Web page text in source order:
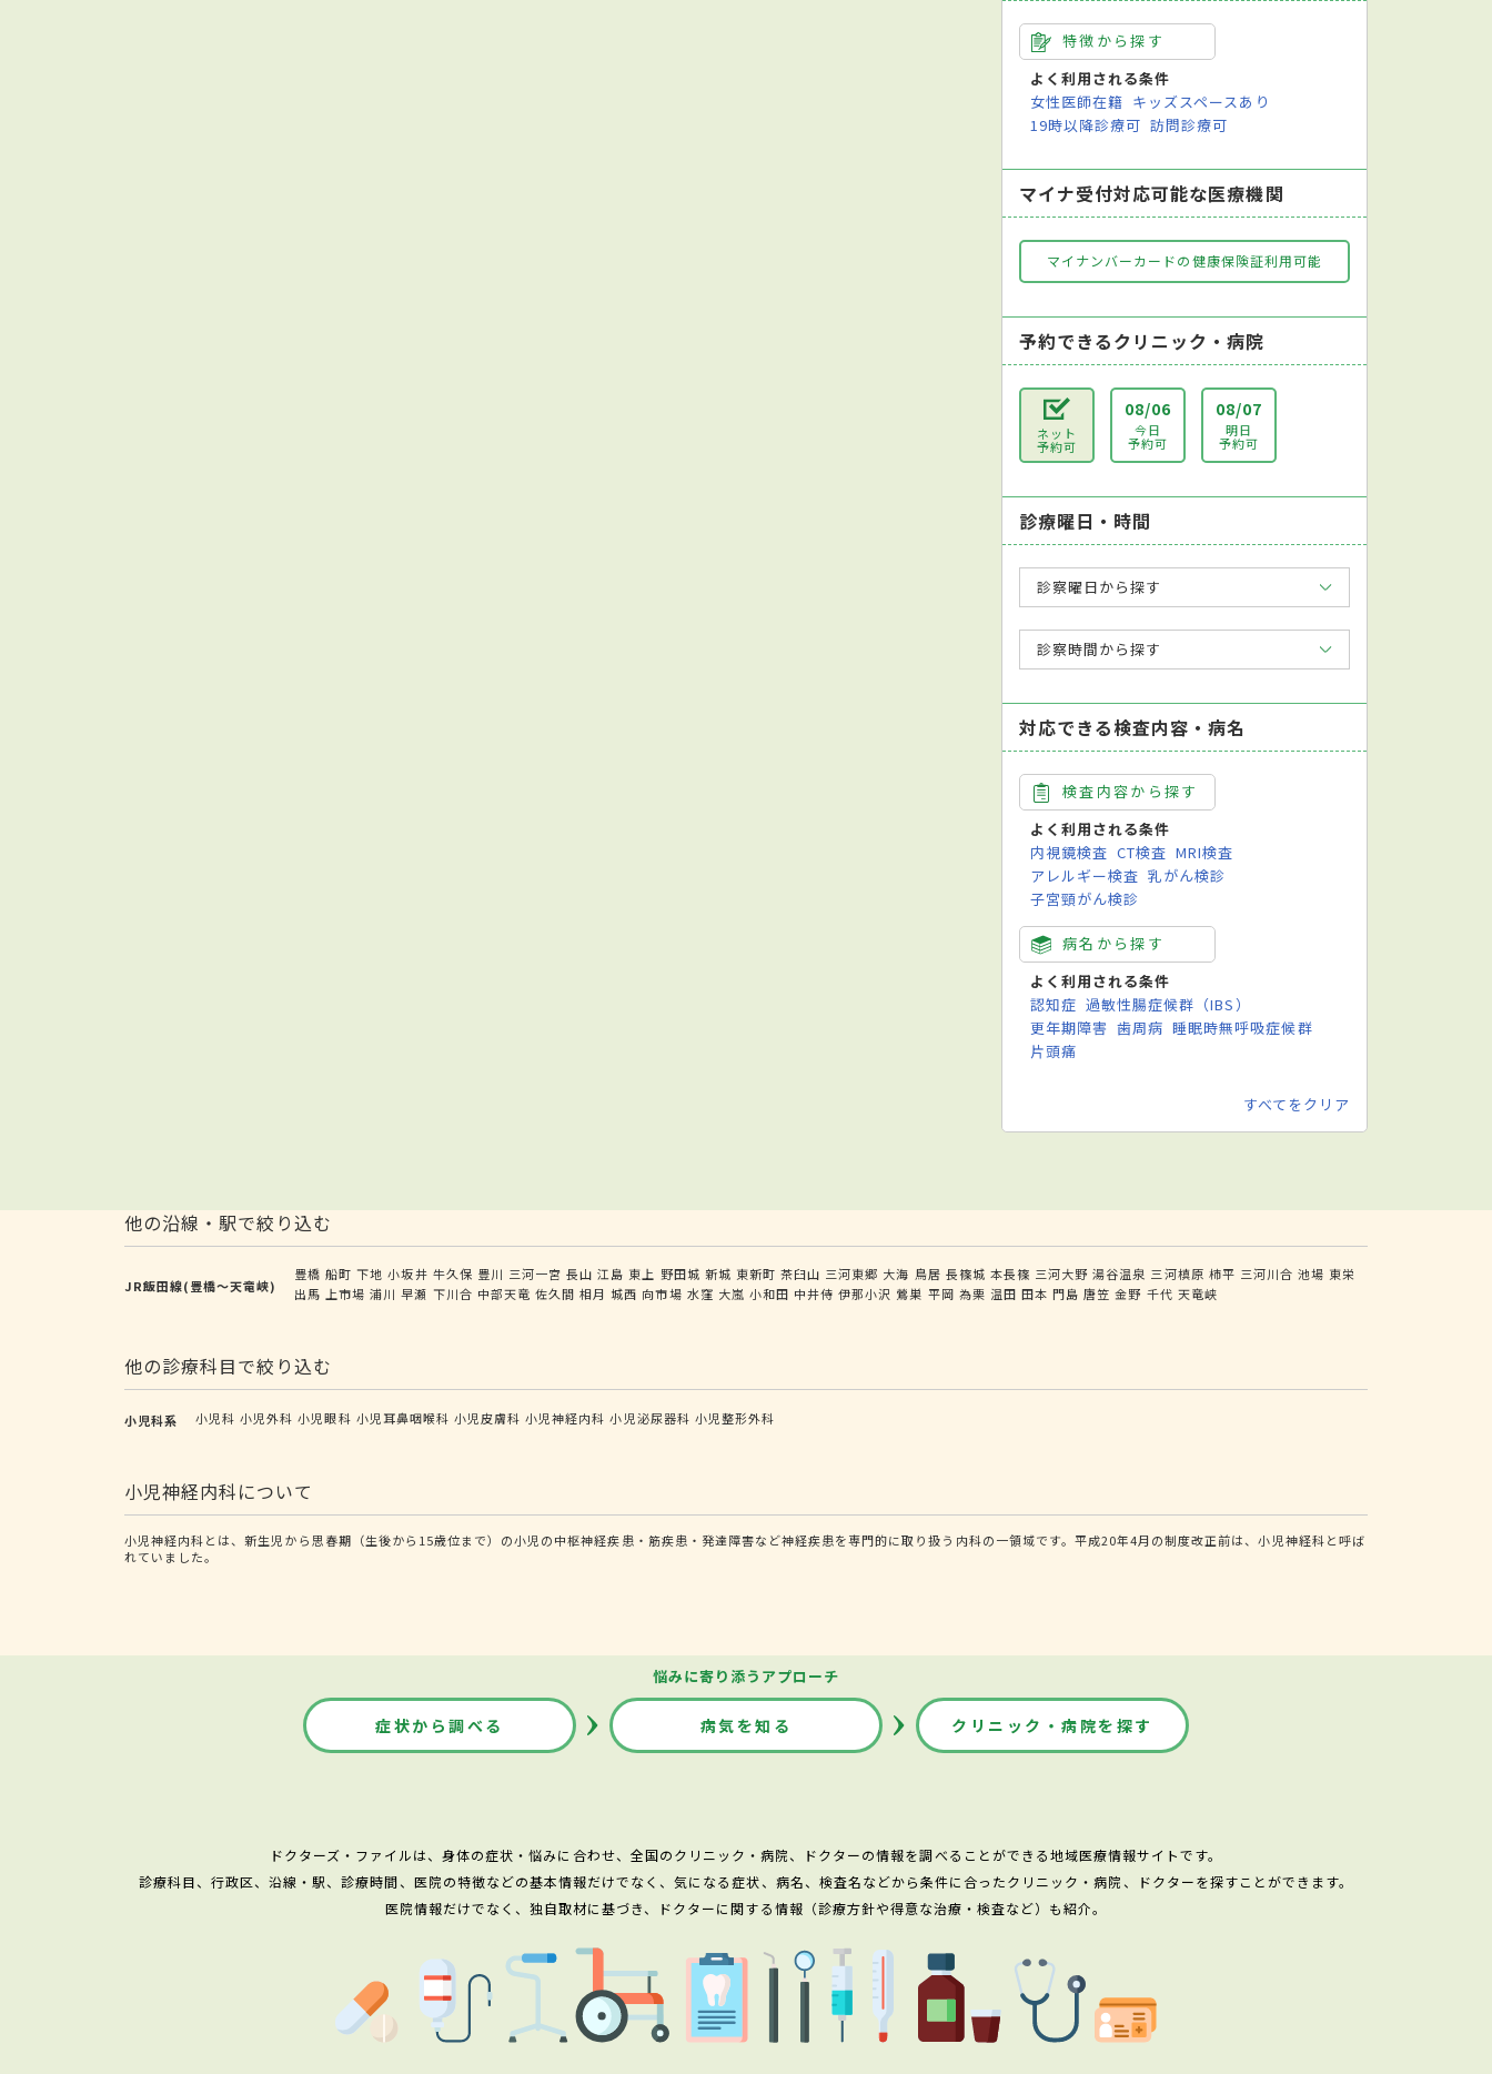
特徴から探す
よく利用される条件
女性医師在籍 キッズスペースあり
19時以降診療可 訪問診療可
マイナ受付対応可能な医療機関
マイナンバーカードの健康保険証利用可能
予約できるクリニック・病院
ネット
予約可
08/06
今日
予約可
08/07
明日
予約可
診療曜日・時間
診察曜日から探す
診察時間から探す
対応できる検査内容・病名
検査内容から探す
よく利用される条件
内視鏡検査 CT検査 MRI検査
アレルギー検査 乳がん検診
子宮頸がん検診
病名から探す
よく利用される条件
認知症 過敏性腸症候群（IBS）
更年期障害 歯周病 睡眠時無呼吸症候群
片頭痛
すべてをクリア
他の沿線・駅で絞り込む
JR飯田線(豊橋～天竜峡)
豊橋 船町 下地 小坂井 牛久保 豊川 三河一宮 長山 江島 東上 野田城 新城 東新町 茶臼山 三河東郷 大海 鳥居 長篠城 本長篠 三河大野 湯谷温泉 三河槙原 柿平 三河川合 池場 東栄
出馬 上市場 浦川 早瀬 下川合 中部天竜 佐久間 相月 城西 向市場 水窪 大嵐 小和田 中井侍 伊那小沢 鶯巣 平岡 為栗 温田 田本 門島 唐笠 金野 千代 天竜峡
他の診療科目で絞り込む
小児科系 小児科 小児外科 小児眼科 小児耳鼻咽喉科 小児皮膚科 小児神経内科 小児泌尿器科 小児整形外科
小児神経内科について
小児神経内科とは、新生児から思春期（生後から15歳位まで）の小児の中枢神経疾患・筋疾患・発達障害など神経疾患を専門的に取り扱う内科の一領域です。平成20年4月の制度改正前は、小児神経科と呼ば
れていました。
悩みに寄り添うアプローチ
症状から調べる 病気を知る クリニック・病院を探す
ドクターズ・ファイルは、身体の症状・悩みに合わせ、全国のクリニック・病院、ドクターの情報を調べることができる地域医療情報サイトです。
診療科目、行政区、沿線・駅、診療時間、医院の特徴などの基本情報だけでなく、気になる症状、病名、検査名などから条件に合ったクリニック・病院、ドクターを探すことができます。
医院情報だけでなく、独自取材に基づき、ドクターに関する情報（診療方針や得意な治療・検査など）も紹介。